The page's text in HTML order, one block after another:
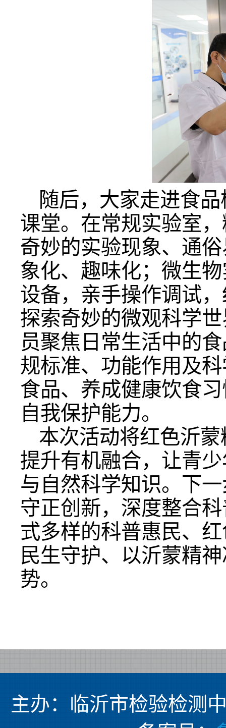
随后，大家走进食
课堂。在常规实验室
奇妙的实验现象、通
象化、趣味化；微生
设备，亲手操作调试
探索奇妙的微观科学
员聚焦日常生活中的
规标准、功能作用及
食品、养成健康饮食
自我保护能力。
本次活动将红色沂
提升有机融合，让青
与自然科学知识。下
守正创新，深度整合
式多样的科普惠民、
民生守护、以沂蒙精
势。
主办：临沂市检验检